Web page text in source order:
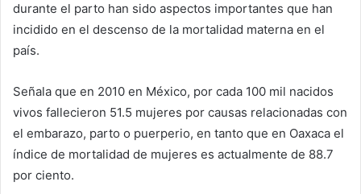
durante el parto han sido aspectos importantes que han
incidido en el descenso de la mortalidad materna en el
país.
Señala que en 2010 en México, por cada 100 mil nacidos
vivos fallecieron 51.5 mujeres por causas relacionadas con
el embarazo, parto o puerperio, en tanto que en Oaxaca el
índice de mortalidad de mujeres es actualmente de 88.7
por ciento.